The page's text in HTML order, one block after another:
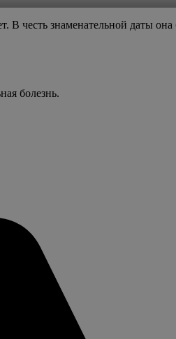
В честь знаменательной даты
болезнь.